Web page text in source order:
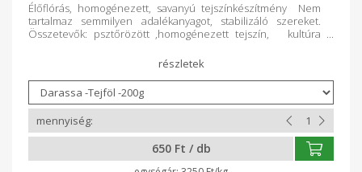
Élőflórás, homogénezett, savanyú tejszínkészítmény Nem
tartalmaz semmilyen adalékanyagot, stabilizáló szereket.
Összetevők: psztőrözött ,homogénezett tejszín, kultúra
Hortobágy” A termékeik a családi vállalkozásban működtetett
Darassa Tej Kft balmazújvárosi Tejfeldolgozó Üzemében
készülnek, gondos odafigyeléssel, kézzel formázva, olyan
tejből , amelyet a Hortobágy egyik legszebb részén legeltetett
tehenek adnak, ezáltal a puszta összes ásványi anyagait
tartalmazzák. A hagyományos állattartás része nyáron a
legeltetés, télen pedig az egyedi takarmányozás. A
tehenészetben figyelem, gondoskodás és szeretet veszi
körül az állatokat, meghagyják nekik azt az életteret, amiben
650 Ft / db